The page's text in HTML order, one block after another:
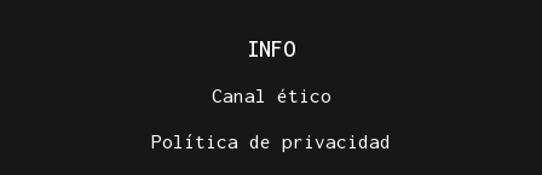
INFO
Canal ético
Política de privacidad